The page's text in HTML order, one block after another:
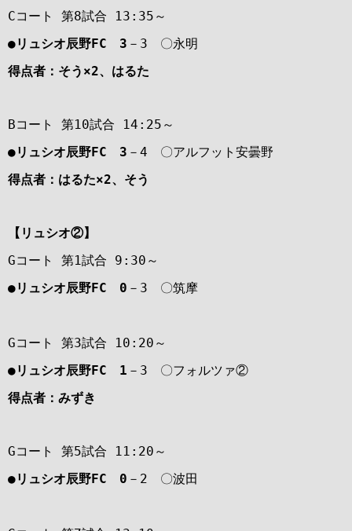
Cコート 第8試合 13:35～
●リュシオ辰野FC 3 －3 〇永明
得点者：そう×2、はるた
Bコート 第10試合 14:25～
●リュシオ辰野FC 3 －4 〇アルフット安曇野
得点者：はるた×2、そう
【リュシオ②】
Gコート 第1試合 9:30～
●リュシオ辰野FC 0 －3 〇筑摩
Gコート 第3試合 10:20～
●リュシオ辰野FC 1 －3 〇フォルツァ②
得点者：みずき
Gコート 第5試合 11:20～
●リュシオ辰野FC 0 －2 〇波田